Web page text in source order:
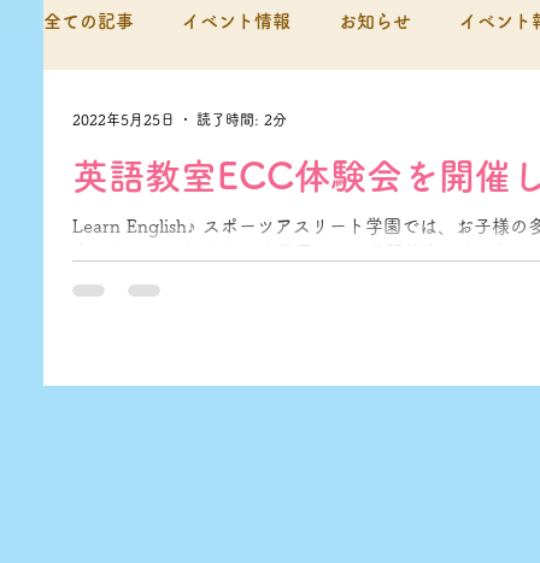
全ての記事 イベント情報 お知らせ イベント
英語教室ECC体験会を開催
Learn English♪ スポーツアスリート学園では、お子様の
2022年5月25日 読了時間: 2分